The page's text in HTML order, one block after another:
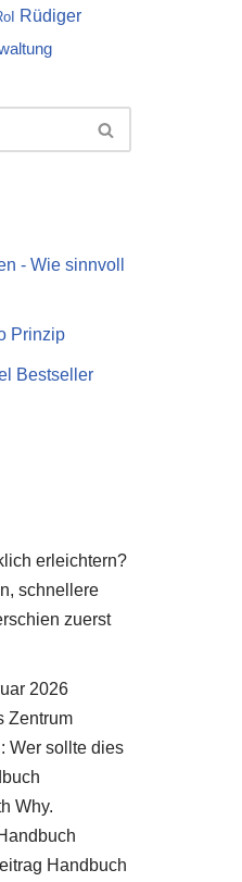
Rüdiger
- Wie sinnvoll
Prinzip
Bestseller
erleichtern?
schnellere
zuerst
2026
Zentrum
Wer sollte dies
Why.
Handbuch